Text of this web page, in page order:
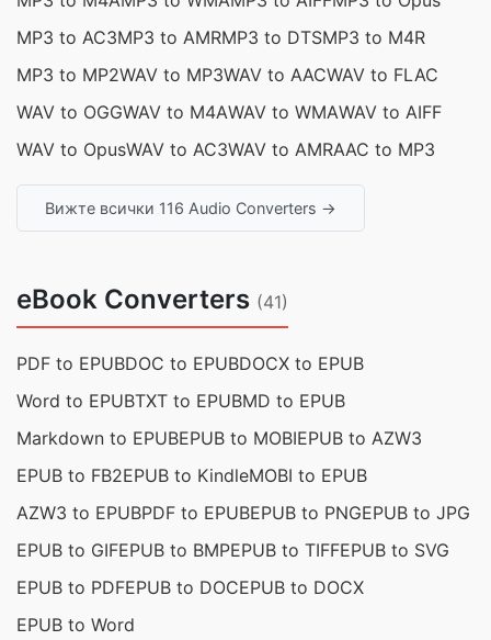
MP3 to AC3MP3 to AMRMP3 to DTSMP3 to M4R
MP3 to MP2WAV to MP3WAV to AACWAV to FLAC
WAV to OGGWAV to M4AWAV to WMAWAV to AIFF
WAV to OpusWAV to AC3WAV to AMRAAC to MP3
Вижте всички 116 Audio Converters →
eBook Converters (41)
PDF to EPUBDOC to EPUBDOCX to EPUB
Word to EPUBTXT to EPUBMD to EPUB
Markdown to EPUBEPUB to MOBIEPUB to AZW3
EPUB to FB2EPUB to KindleMOBI to EPUB
AZW3 to EPUBPDF to EPUBEPUB to PNGEPUB to JPG
EPUB to GIFEPUB to BMPEPUB to TIFFEPUB to SVG
EPUB to PDFEPUB to DOCEPUB to DOCX
EPUB to Word